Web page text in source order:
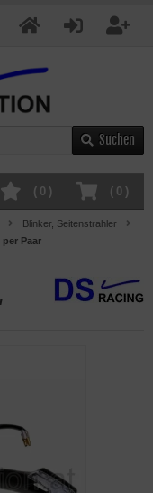
Suchen
( 0 )
( 0 )
Blinker, Seitenstrahler
Paar